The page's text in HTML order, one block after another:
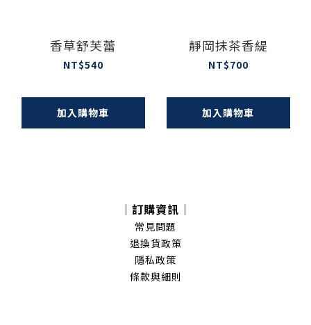
香草舒芙蕾
NT$540
加入購物車
靜岡抹茶香緹
NT$700
加入購物車
｜訂購資訊｜
常見問題
退換貨政策
隱私政策
條款與細則